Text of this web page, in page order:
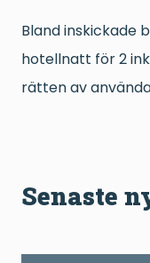
Bland inskickade
hotellnatt för 2
rätten av
Senaste